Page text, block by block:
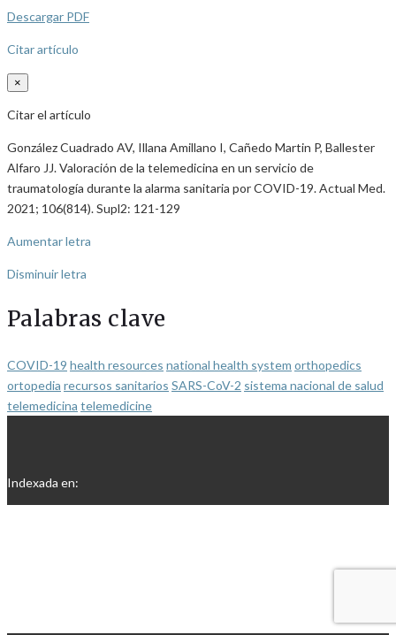
Descargar PDF
Citar artículo
×
Citar el artículo
González Cuadrado AV, Illana Amillano I, Cañedo Martin P, Ballester
Alfaro JJ. Valoración de la telemedicina en un servicio de
traumatología durante la alarma sanitaria por COVID-19. Actual Med.
2021; 106(814). Supl2: 121-129
Aumentar letra
Disminuir letra
Palabras clave
COVID-19 health resources national health system orthopedics
ortopedia recursos sanitarios SARS-CoV-2 sistema nacional de salud
telemedicina telemedicine
Indexada en: